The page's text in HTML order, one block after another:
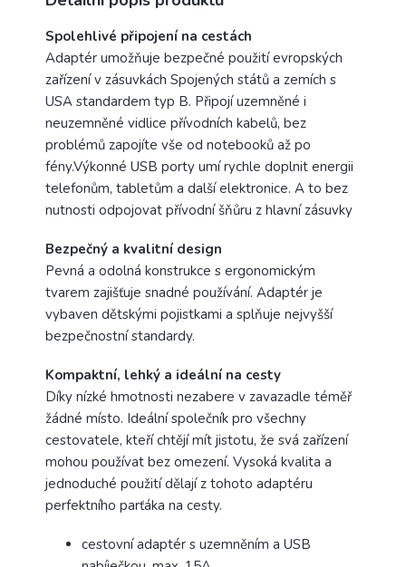
Spolehlivé připojení na cestách
Adaptér umožňuje bezpečné použití evropských
zařízení v zásuvkách Spojených států a zemích s
USA standardem typ B. Připojí uzemněné i
neuzemněné vidlice přívodních kabelů, bez
problémů zapojíte vše od notebooků až po
fény.Výkonné USB porty umí rychle doplnit energii
telefonům, tabletům a další elektronice. A to bez
nutnosti odpojovat přívodní šňůru z hlavní zásuvky
Bezpečný a kvalitní design
Pevná a odolná konstrukce s ergonomickým
tvarem zajišťuje snadné používání. Adaptér je
vybaven dětskými pojistkami a splňuje nejvyšší
bezpečnostní standardy.
Kompaktní, lehký a ideální na cesty
Díky nízké hmotnosti nezabere v zavazadle téměř
žádné místo. Ideální společník pro všechny
cestovatele, kteří chtějí mít jistotu, že svá zařízení
mohou používat bez omezení. Vysoká kvalita a
jednoduché použití dělají z tohoto adaptéru
perfektního parťáka na cesty.
cestovní adaptér s uzemněním a USB